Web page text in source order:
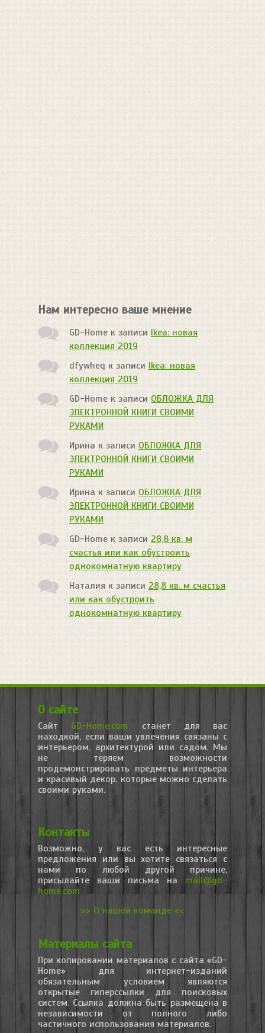
Нам интересно ваше мнение
GD-Homeк записиIkea: новая
коллекция 2019
dfywheq к записи Ikea: новая
коллекция 2019
GD-Home к записиОБЛОЖКА ДЛЯ
ЭЛЕКТРОННОЙ КНИГИ СВОИМИ
РУКАМИ
Ирина к записи ОБЛОЖКА ДЛЯ
ЭЛЕКТРОННОЙ КНИГИ СВОИМИ
РУКАМИ
Иринак записиОБЛОЖКА ДЛЯ
ЭЛЕКТРОННОЙ КНИГИ СВОИМИ
РУКАМИ
GD-Homeк записи28,8 кв. м
счастья или как обустроить
однокомнатную квартиру
Наталия к записи28,8 кв. м счастья
или как обустроить
однокомнатную квартиру
О сайте
Сайт GD-Home.com станет для вас
находкой, если ваши увлечения связаны с
интерьером, архитектурой или садом. Мы
не теряем возможности
продемонстрировать предметы интерьера
и красивый декор, которые можно сделать
своими руками.
Контакты
Возможно, у вас есть интересные
предложения или вы хотите связаться с
нами по любой другой причине,
присылайте ваши письма на mail@gd-
home.com
>> О нашей команде <<
Материалы сайта
При копировании материалов с сайта «GD-
Home» для интернет-изданий
обязательным условием являются
открытые гиперссылки для поисковых
систем. Ссылка должна быть размещена в
независимости от полного либо
частичного использования материалов.